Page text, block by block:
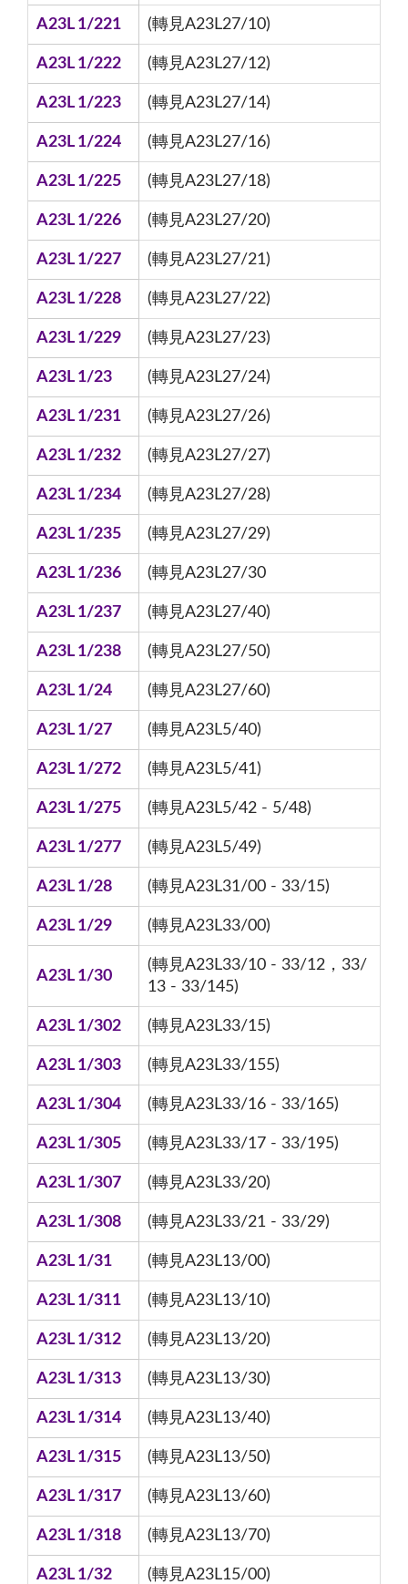
A23L 1/221 (轉見A23L27/10)
A23L 1/222 (轉見A23L27/12)
A23L 1/223 (轉見A23L27/14)
A23L 1/224 (轉見A23L27/16)
A23L 1/225 (轉見A23L27/18)
A23L 1/226 (轉見A23L27/20)
A23L 1/227 (轉見A23L27/21)
A23L 1/228 (轉見A23L27/22)
A23L 1/229 (轉見A23L27/23)
A23L 1/23 (轉見A23L27/24)
A23L 1/231 (轉見A23L27/26)
A23L 1/232 (轉見A23L27/27)
A23L 1/234 (轉見A23L27/28)
A23L 1/235 (轉見A23L27/29)
A23L 1/236 (轉見A23L27/30
A23L 1/237 (轉見A23L27/40)
A23L 1/238 (轉見A23L27/50)
A23L 1/24 (轉見A23L27/60)
A23L 1/27 (轉見A23L5/40)
A23L 1/272 (轉見A23L5/41)
A23L 1/275 (轉見A23L5/42 - 5/48)
A23L 1/277 (轉見A23L5/49)
A23L 1/28 (轉見A23L31/00 - 33/15)
A23L 1/29 (轉見A23L33/00)
A23L 1/30
(轉見A23L33/10 - 33/12，33/
13 - 33/145)
A23L 1/302 (轉見A23L33/15)
A23L 1/303 (轉見A23L33/155)
A23L 1/304 (轉見A23L33/16 - 33/165)
A23L 1/305 (轉見A23L33/17 - 33/195)
A23L 1/307 (轉見A23L33/20)
A23L 1/308 (轉見A23L33/21 - 33/29)
A23L 1/31 (轉見A23L13/00)
A23L 1/311 (轉見A23L13/10)
A23L 1/312 (轉見A23L13/20)
A23L 1/313 (轉見A23L13/30)
A23L 1/314 (轉見A23L13/40)
A23L 1/315 (轉見A23L13/50)
A23L 1/317 (轉見A23L13/60)
A23L 1/318 (轉見A23L13/70)
A23L 1/32 (轉見A23L15/00)